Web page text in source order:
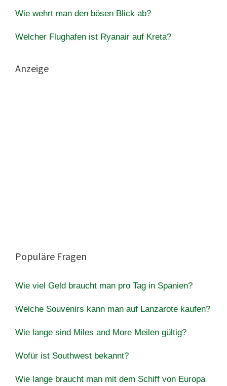
Wie wehrt man den bösen Blick ab?
Welcher Flughafen ist Ryanair auf Kreta?
Anzeige
Populäre Fragen
Wie viel Geld braucht man pro Tag in Spanien?
Welche Souvenirs kann man auf Lanzarote kaufen?
Wie lange sind Miles and More Meilen gültig?
Wofür ist Southwest bekannt?
Wie lange braucht man mit dem Schiff von Europa